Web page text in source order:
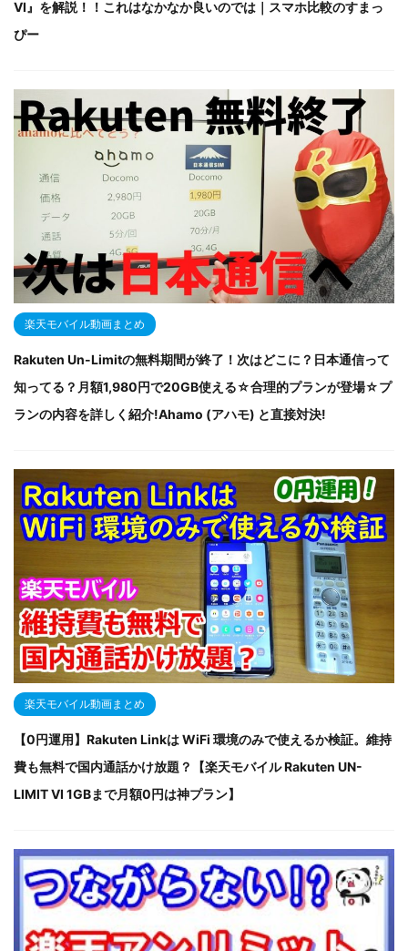
VI』を解説！！これはなかなか良いのでは｜スマホ比較のすまっ
ぴー
楽天モバイル動画まとめ
Rakuten Un-Limitの無料期間が終了！次はどこに？日本通信って
知ってる？月額1,980円で20GB使える☆合理的プランが登場☆プ
ランの内容を詳しく紹介!Ahamo (アハモ) と直接対決!
楽天モバイル動画まとめ
【0円運用】Rakuten Linkは WiFi 環境のみで使えるか検証。維持
費も無料で国内通話かけ放題？【楽天モバイル Rakuten UN-
LIMIT VI 1GBまで月額0円は神プラン】